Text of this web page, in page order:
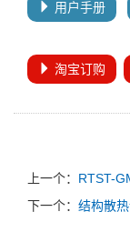
用户手册
淘宝订购
上一个： RTST-
下一个： 结构散